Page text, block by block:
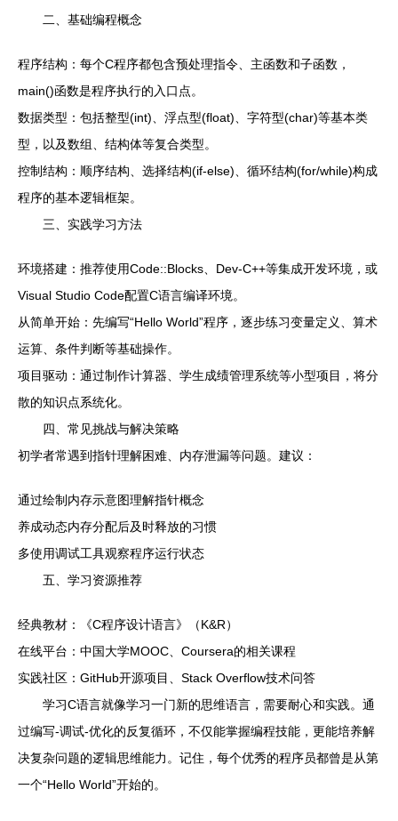
二、基础编程概念
程序结构：每个C程序都包含预处理指令、主函数和子函数，
main()函数是程序执行的入口点。
数据类型：包括整型(int)、浮点型(float)、字符型(char)等基本类
型，以及数组、结构体等复合类型。
控制结构：顺序结构、选择结构(if-else)、循环结构(for/while)构成
程序的基本逻辑框架。
三、实践学习方法
环境搭建：推荐使用Code::Blocks、Dev-C++等集成开发环境，或
Visual Studio Code配置C语言编译环境。
从简单开始：先编写“Hello World”程序，逐步练习变量定义、算术
运算、条件判断等基础操作。
项目驱动：通过制作计算器、学生成绩管理系统等小型项目，将分
散的知识点系统化。
四、常见挑战与解决策略
初学者常遇到指针理解困难、内存泄漏等问题。建议：
通过绘制内存示意图理解指针概念
养成动态内存分配后及时释放的习惯
多使用调试工具观察程序运行状态
五、学习资源推荐
经典教材：《C程序设计语言》（K&R）
在线平台：中国大学MOOC、Coursera的相关课程
实践社区：GitHub开源项目、Stack Overflow技术问答
学习C语言就像学习一门新的思维语言，需要耐心和实践。通
过编写-调试-优化的反复循环，不仅能掌握编程技能，更能培养解
决复杂问题的逻辑思维能力。记住，每个优秀的程序员都曾是从第
一个“Hello World”开始的。